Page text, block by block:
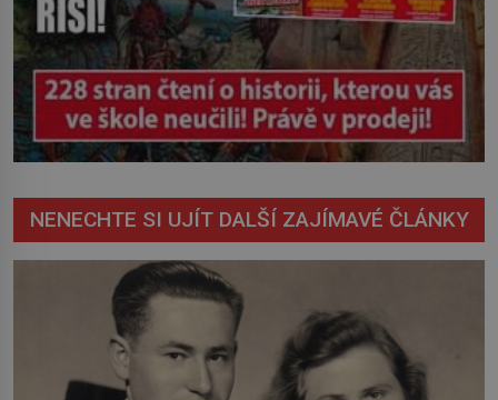
NENECHTE SI UJÍT DALŠÍ ZAJÍMAVÉ ČLÁNKY